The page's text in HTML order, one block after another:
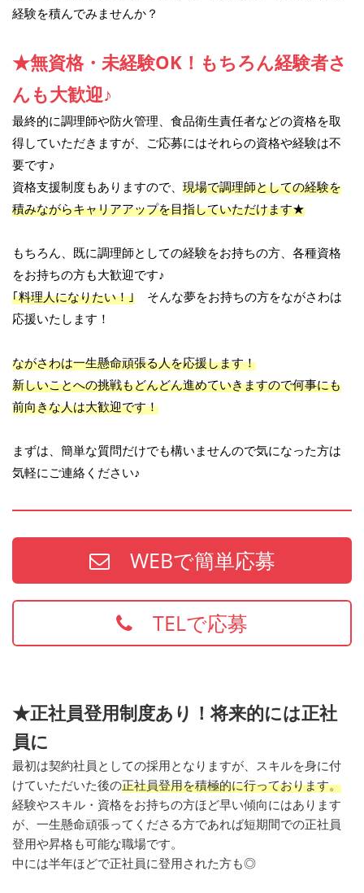
経験を積んでみませんか？
★無資格・未経験OK！もちろん経験者さ
んも大歓迎♪
最終的に調理師や防火管理、食品衛生責任者などの資格を取
得していただきますが、ご応募にはそれらの資格や経験は不
要です♪
資格支援制度もありますので、 現場で調理師としての経験を
積みながらキャリアアップを目指していただけます★
もちろん、既に調理師としての経験をお持ちの方、各種資格
をお持ちの方も大歓迎です♪
｢料理人になりたい！｣ そんな夢をお持ちの方をながさわは
応援いたします！
ながさわは一生懸命頑張る人を応援します！
新しいことへの挑戦もどんどん進めていきますので何事にも
前向きな人は大歓迎です！
まずは、簡単な質問だけでも構いませんので気になった方は
気軽にご連絡ください♪
WEBで簡単応募
TELで応募
★正社員登用制度あり！将来的には正社
員に
最初は契約社員としての採用となりますが、スキルを身に付
けていただいた後の正社員登用を積極的に行っております。
経験やスキル・資格をお持ちの方ほど早い傾向にはあります
が、一生懸命頑張ってくださる方であれば短期間での正社員
登用や昇格も可能な職場です。
中には半年ほどで正社員に登用された方も◎